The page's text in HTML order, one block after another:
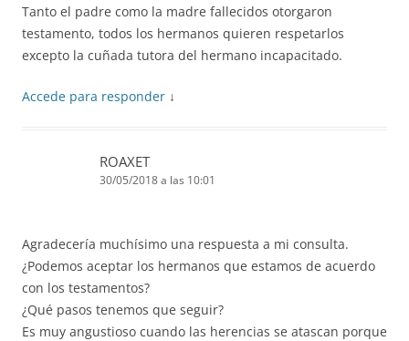
Tanto el padre como la madre fallecidos otorgaron
testamento, todos los hermanos quieren respetarlos
excepto la cuñada tutora del hermano incapacitado.
Accede para responder ↓
ROAXET
30/05/2018 a las 10:01
Agradecería muchísimo una respuesta a mi consulta.
¿Podemos aceptar los hermanos que estamos de acuerdo
con los testamentos?
¿Qué pasos tenemos que seguir?
Es muy angustioso cuando las herencias se atascan porque